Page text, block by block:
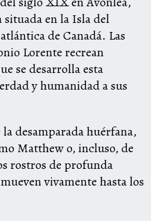
en la Isla del
de Canadá. Las
Lorente recrean
se desarrolla esta
y humanidad a sus
desamparada huérfana,
Matthew o, incluso, de
rostros de profunda
vivamente hasta los